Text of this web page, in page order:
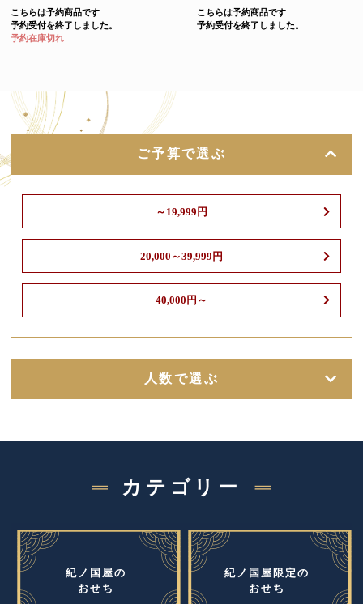
こちらは予約商品です
予約受付を終了しました。
予約在庫切れ
こちらは予約商品です
予約受付を終了しました。
ご予算で選ぶ
～19,999円
20,000～39,999円
40,000円～
人数で選ぶ
カテゴリー
紀ノ国屋の
おせち
紀ノ国屋限定の
おせち